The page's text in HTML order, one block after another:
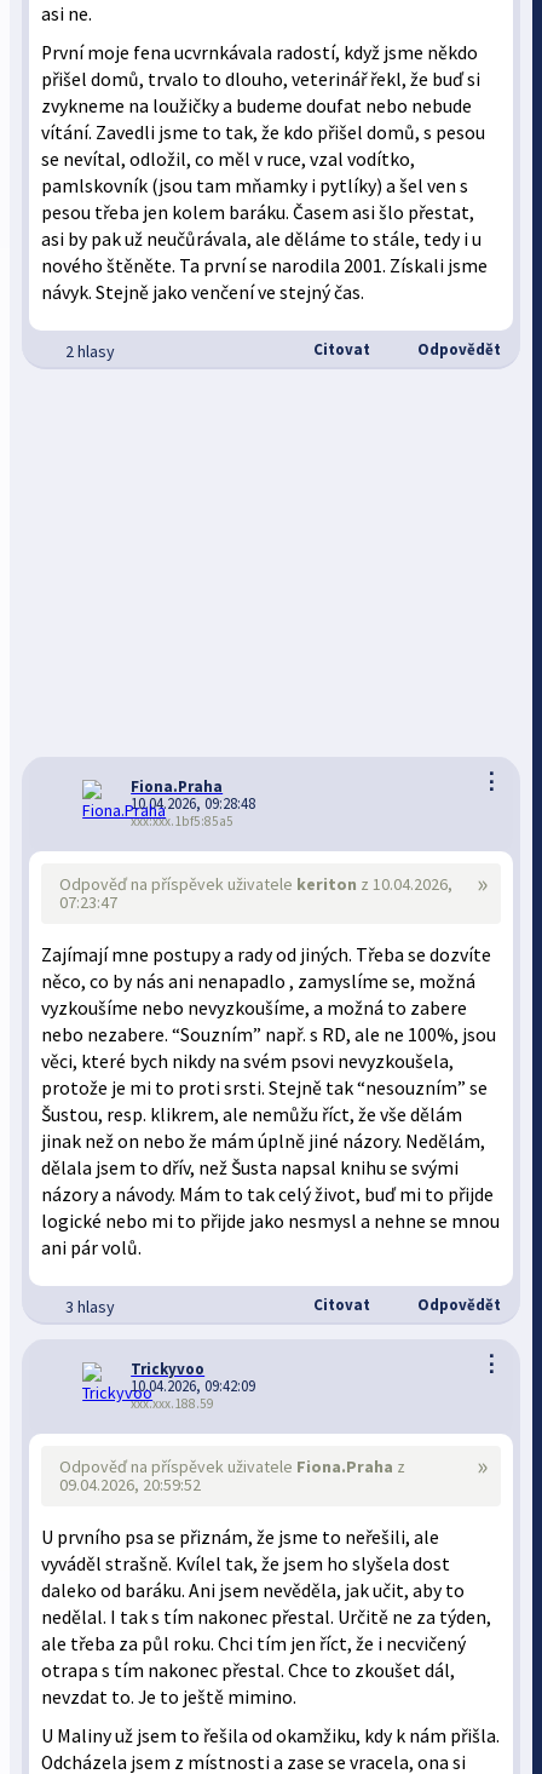
asi ne.
První moje fena ucvrnkávala radostí, když jsme někdo
přišel domů, trvalo to dlouho, veterinář řekl, že buď si
zvykneme na loužičky a budeme doufat nebo nebude
vítání. Zavedli jsme to tak, že kdo přišel domů, s pesou
se nevítal, odložil, co měl v ruce, vzal vodítko,
pamlskovník (jsou tam mňamky i pytlíky) a šel ven s
pesou třeba jen kolem baráku. Časem asi šlo přestat,
asi by pak už neučůrávala, ale děláme to stále, tedy i u
nového štěněte. Ta první se narodila 2001. Získali jsme
návyk. Stejně jako venčení ve stejný čas.
2 hlasy Citovat Odpovědět
⋮
Fiona.Praha
10.04.2026, 09:28:48
xxx:xxx.1bf5:85a5
»
Odpověď na příspěvek uživatele keriton z 10.04.2026,
07:23:47
Zajímají mne postupy a rady od jiných. Třeba se dozvíte
něco, co by nás ani nenapadlo , zamyslíme se, možná
vyzkoušíme nebo nevyzkoušíme, a možná to zabere
nebo nezabere. “Souzním” např. s RD, ale ne 100%, jsou
věci, které bych nikdy na svém psovi nevyzkoušela,
protože je mi to proti srsti. Stejně tak “nesouzním” se
Šustou, resp. klikrem, ale nemůžu říct, že vše dělám
jinak než on nebo že mám úplně jiné názory. Nedělám,
dělala jsem to dřív, než Šusta napsal knihu se svými
názory a návody. Mám to tak celý život, buď mi to přijde
logické nebo mi to přijde jako nesmysl a nehne se mnou
ani pár volů.
3 hlasy Citovat Odpovědět
⋮
Trickyvoo
10.04.2026, 09:42:09
xxx.xxx.188.59
»
Odpověď na příspěvek uživatele Fiona.Praha z
09.04.2026, 20:59:52
U prvního psa se přiznám, že jsme to neřešili, ale
vyváděl strašně. Kvílel tak, že jsem ho slyšela dost
daleko od baráku. Ani jsem nevěděla, jak učit, aby to
nedělal. I tak s tím nakonec přestal. Určitě ne za týden,
ale třeba za půl roku. Chci tím jen říct, že i necvičený
otrapa s tím nakonec přestal. Chce to zkoušet dál,
nevzdat to. Je to ještě mimino.
U Maliny už jsem to řešila od okamžiku, kdy k nám přišla.
Odcházela jsem z místnosti a zase se vracela, ona si